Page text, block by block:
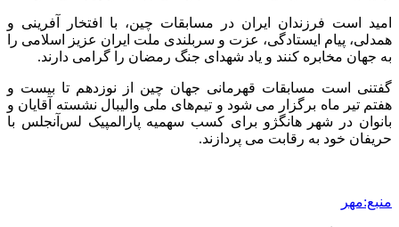
امید است فرزندان ایران در مسابقات چین، با افتخار آفرینی و
همدلی، پیام ایستادگی، عزت و سربلندی ملت ایران عزیز اسلامی را
به جهان مخابره کنند و یاد شهدای جنگ رمضان را گرامی دارند.
گفتنی است مسابقات قهرمانی جهان چین از نوزدهم تا بیست و
هفتم تیر ماه برگزار می شود و تیم‌های ملی والیبال نشسته آقایان و
بانوان در شهر هانگژو برای کسب سهمیه پارالمپیک لس‌آنجلس با
حریفان خود به رقابت می پردازند.
منبع:مهر